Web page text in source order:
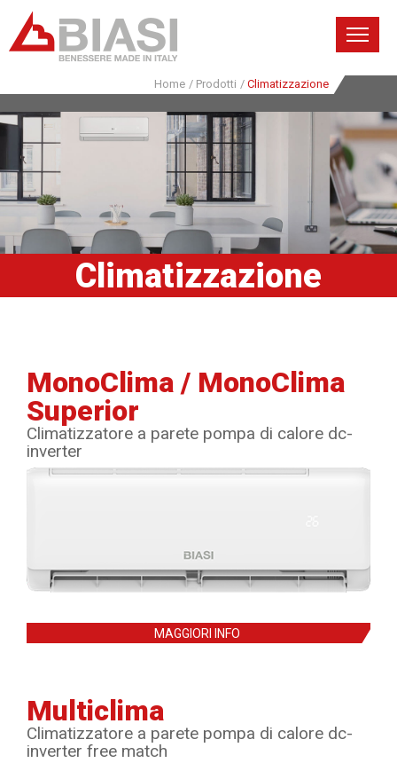
Home / Prodotti / Climatizzazione
Climatizzazione
MonoClima / MonoClima
Superior
Climatizzatore a parete pompa di calore dc-
inverter
MAGGIORI INFO
Multiclima
Climatizzatore a parete pompa di calore dc-
inverter free match